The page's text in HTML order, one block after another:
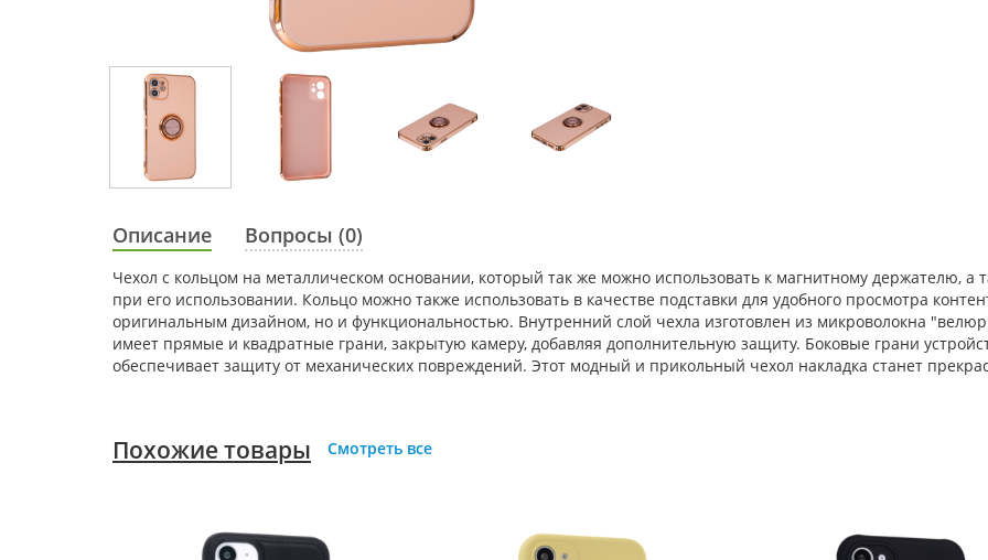
Описание Вопросы (0)
Чехол с кольцом на металлическом основании, который так же можно использовать к магнитному держателю, а
при его использовании. Кольцо можно также использовать в качестве подставки для удобного просмотра
оригинальным дизайном, но и функциональностью. Внутренний слой чехла изготовлен из микроволокна
имеет прямые и квадратные грани, закрытую камеру, добавляя дополнительную защиту. Боковые грани
обеспечивает защиту от механических повреждений. Этот модный и прикольный чехол накладка станет
Похожие товары Смотреть все